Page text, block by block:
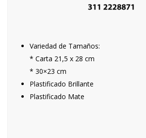
Variedad de Tamaños:
* Carta 21,5 x 28 cm
* 30×23 cm
Plastificado Brillante
Plastificado Mate